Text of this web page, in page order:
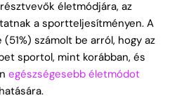
életmódjára, az
a sportteljesítményen. A
számolt be arról, hogy az
sportol, mint korábban, és
egészségesebb életmódot